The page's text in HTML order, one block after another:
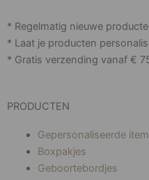
* Regelmatig nieuwe
* Laat je producten
* Gratis verzending vanaf €
PRODUCTEN
Gepersonaliseerde
Boxpakjes
Geboortebordjes